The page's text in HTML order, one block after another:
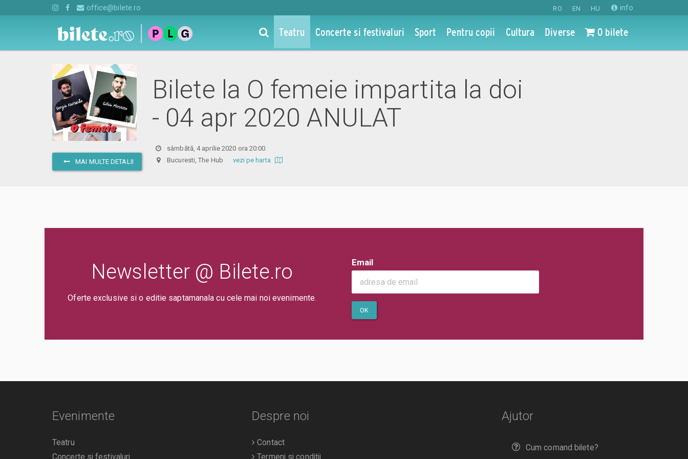
RO EN HU info
office@bilete.ro
Teatru Concerte si festivaluri Sport Pentru copii Cultura Diverse 0 bilete
MAI MULTE DETALII
Bilete la O femeie impartita la doi
- 04 apr 2020 ANULAT
sâmbătă, 4 aprilie 2020 ora 20:00
Bucuresti, The Hub vezi pe harta
Newsletter @ Bilete.ro
Oferte exclusive si o editie saptamanala cu cele mai noi evenimente.
Email
OK
Ajutor
Cum comand bilete?
Evenimente
Teatru
Concerte si festivaluri
Despre noi
Contact
Termeni si conditii